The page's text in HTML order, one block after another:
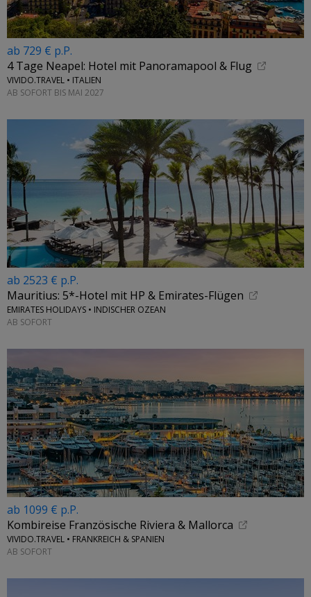
ab 729 € p.P.
4 Tage Neapel: Hotel mit Panoramapool & Flug
VIVIDO.TRAVEL • ITALIEN
AB SOFORT BIS MAI 2027
ab 2523 € p.P.
Mauritius: 5*-Hotel mit HP & Emirates-Flügen
EMIRATES HOLIDAYS • INDISCHER OZEAN
AB SOFORT
ab 1099 € p.P.
Kombireise Französische Riviera & Mallorca
VIVIDO.TRAVEL • FRANKREICH & SPANIEN
AB SOFORT